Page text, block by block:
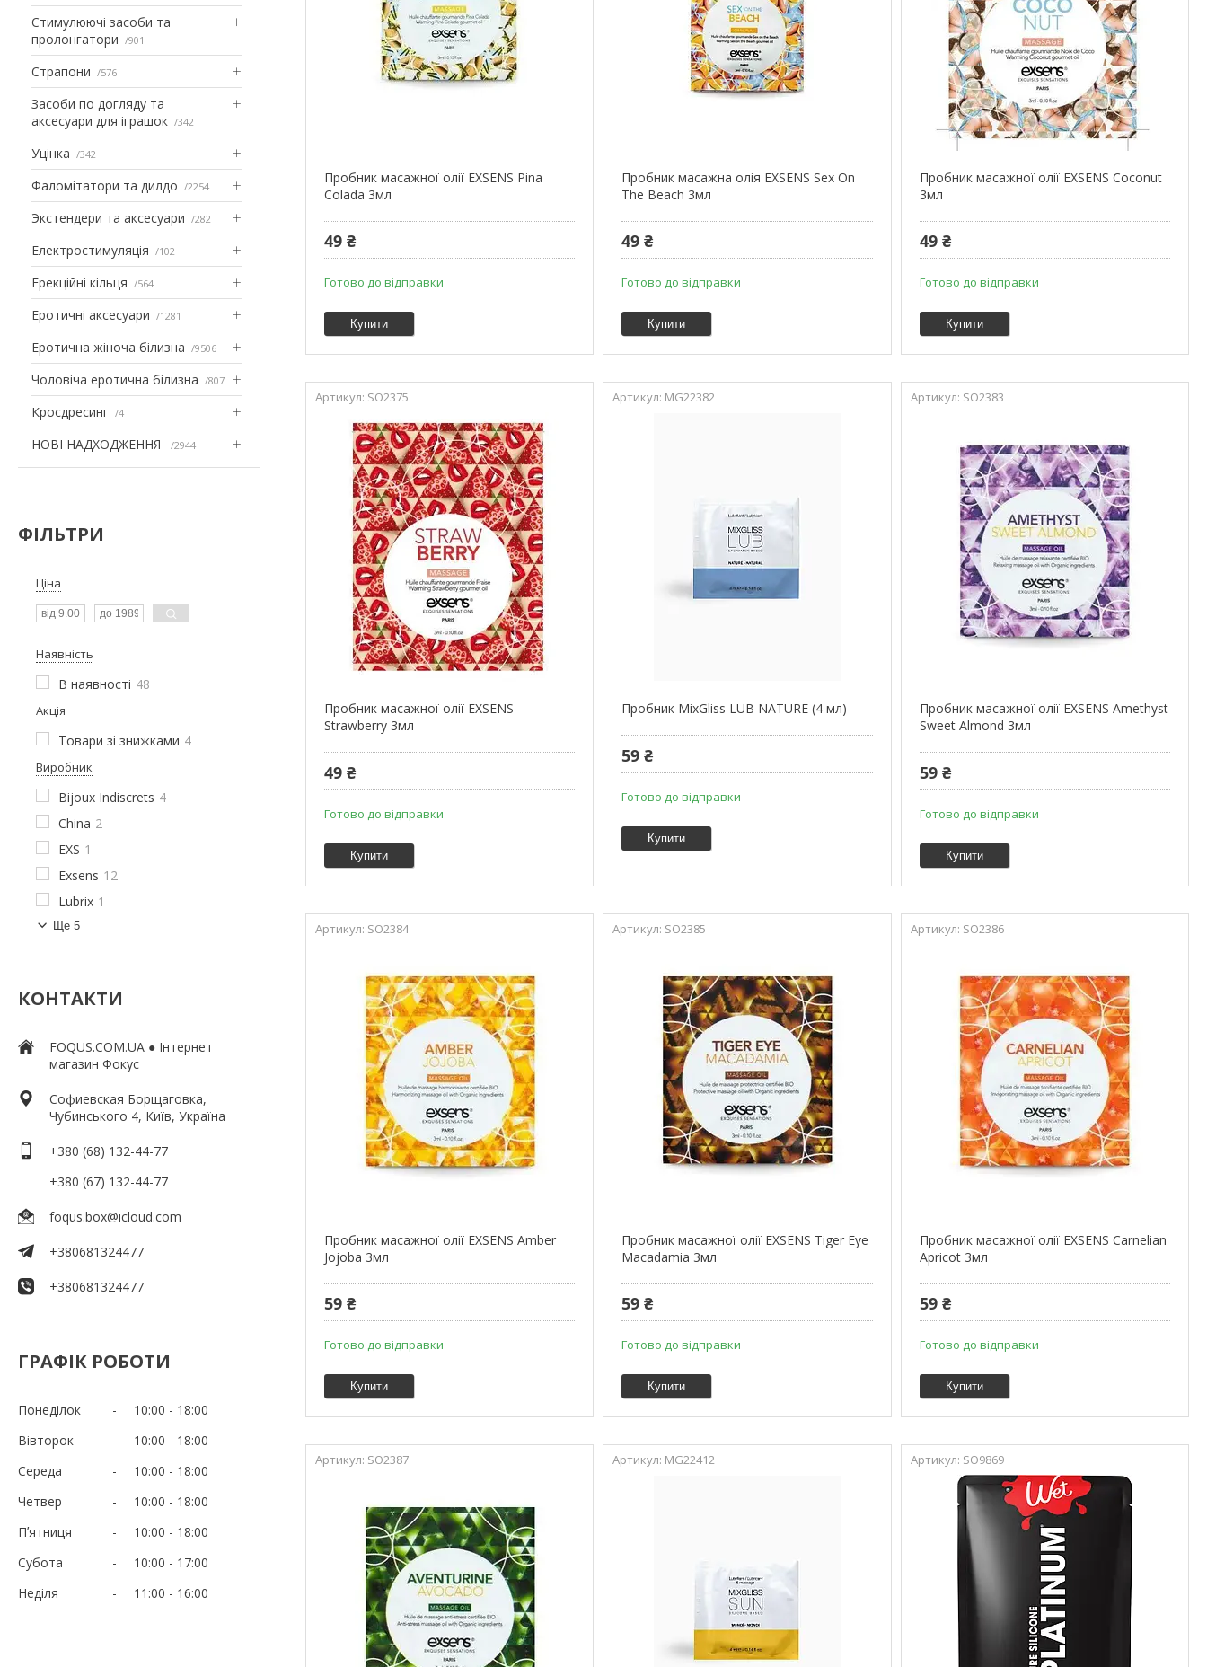
Стимулюючі засоби та
пролонгатори
901
Страпони 576
Засоби по догляду та
аксесуари для іграшок
342
Уцінка 342
Фаломітатори та дилдо 2254
Экстендери та аксесуари 282
Електростимуляція 102
Ерекційні кільця 564
Еротичні аксесуари 1281
Еротична жіноча білизна 9506
Чоловіча еротична білизна 807
Кросдресинг 4
НОВІ НАДХОДЖЕННЯ 2944
ФІЛЬТРИ
Ціна
Наявність
В наявності 48
Акція
Товари зі знижками 4
Виробник
Bijoux Indiscrets 4
China 2
EXS 1
Exsens 12
Lubrix 1
Ще 5
КОНТАКТИ
FOQUS.COM.UA ● Інтернет
магазин Фокус
Софиевская Борщаговка,
Чубинського 4, Київ, Україна
+380 (68) 132-44-77
+380 (67) 132-44-77
foqus.box@icloud.com
+380681324477
+380681324477
ГРАФІК РОБОТИ
Понеділок 10:00
18:00
Вівторок
10:00
18:00
Середа
10:00
18:00
Четвер
10:00
18:00
Пʼятниця
10:00
18:00
Субота
10:00
17:00
Неділя
11:00 16:00
Пробник масажної олії EXSENS Pina
Colada 3мл
49 ₴
Готово до відправки
Купити
Пробник масажна олія EXSENS Sex On
The Beach 3мл
49 ₴
Готово до відправки
Купити
Пробник масажної олії EXSENS Coconut
3мл
49 ₴
Готово до відправки
Купити
SO2375
Пробник масажної олії EXSENS
Strawberry 3мл
49 ₴
Готово до відправки
Купити
MG22382
Пробник MixGliss LUB NATURE (4 мл)
59 ₴
Готово до відправки
Купити
SO2383
Пробник масажної олії EXSENS Amethyst
Sweet Almond 3мл
59 ₴
Готово до відправки
Купити
SO2384
Пробник масажної олії EXSENS Amber
Jojoba 3мл
59 ₴
Готово до відправки
Купити
SO2385
Пробник масажної олії EXSENS Tiger Eye
Macadamia 3мл
59 ₴
Готово до відправки
Купити
SO2386
Пробник масажної олії EXSENS Carnelian
Apricot 3мл
59 ₴
Готово до відправки
Купити
SO2387 MG22412 SO9869